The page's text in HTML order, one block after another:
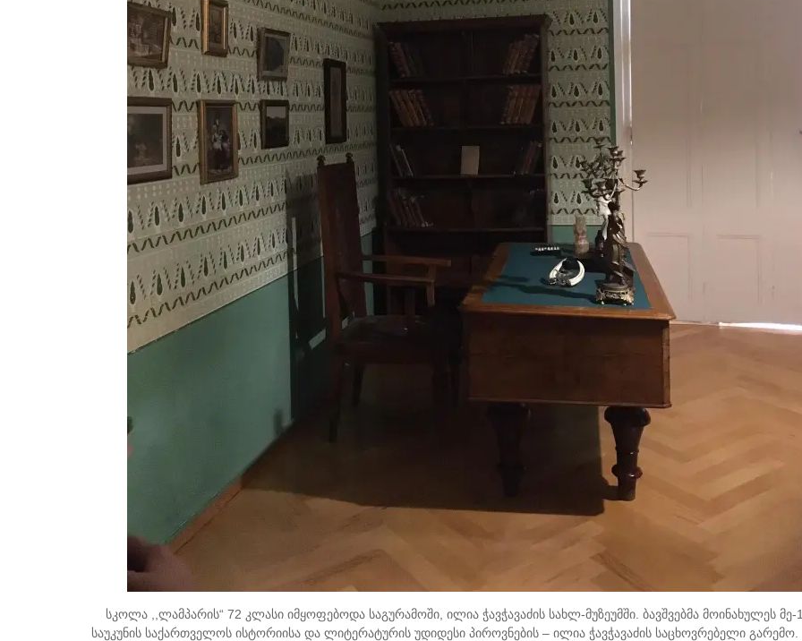
სკოლა ,,ლამპარის“ 72 კლასი იმყოფებოდა საგურამოში, ილია ჭავჭავაძის სახლ-მუზეუმში. ბავშვებმა მოინახულეს მე-
საუკუნის საქართველოს ისტორიისა და ლიტერატურის უდიდესი პიროვნების – ილია ჭავჭავაძის საცხოვრებელი